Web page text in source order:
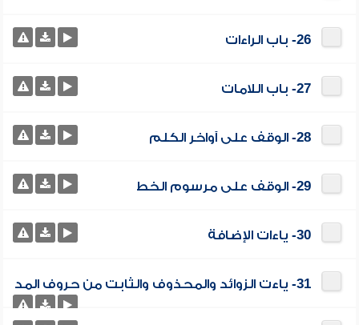
26- باب الراءات
27- باب اللامات
28- الوقف على آواخر الكلم
29- الوقف على مرسوم الخط
30- ياءات الإضافة
31- ياءت الزوائد والمحذوف والثابت من حروف المد